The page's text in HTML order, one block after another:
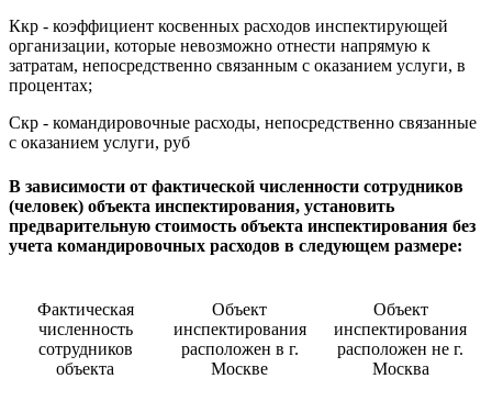
Ккр - коэффициент косвенных расходов инспектирующей
организации, которые невозможно отнести напрямую к
затратам, непосредственно связанным с оказанием услуги, в
процентах;
Скр - командировочные расходы, непосредственно связанные
с оказанием услуги, руб
В зависимости от фактической численности сотрудников
(человек) объекта инспектирования, установить
предварительную стоимость объекта инспектирования без
учета командировочных расходов в следующем размере:
Фактическая
численность
сотрудников
объекта
Объект
инспектирования
расположен в г.
Москве
Объект
инспектирования
расположен не г.
Москва